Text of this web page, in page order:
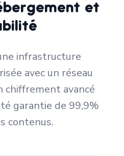
et
infrastructure
avec un réseau
chiffrement avancé
garantie de 99,9%
contenus.